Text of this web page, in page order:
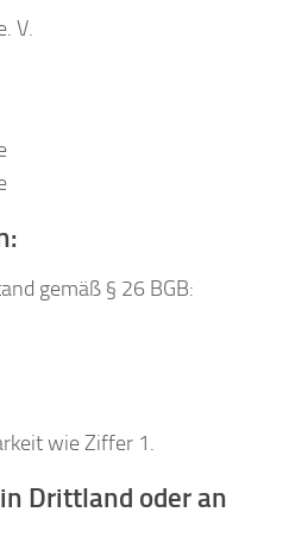
V.
gemäß § 26 BGB:
wie Ziffer 1.
Drittland oder an